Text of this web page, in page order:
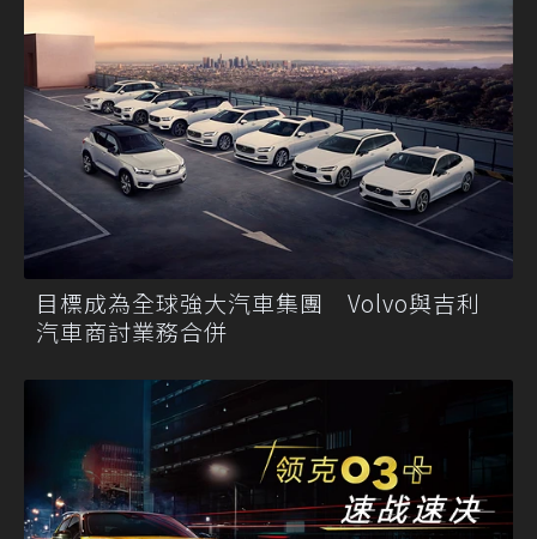
目標成為全球強大汽車集團 Volvo與吉利
汽車商討業務合併